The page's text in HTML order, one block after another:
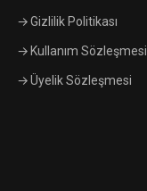
Gizlilik Politikası
Kullanım Sözleşmesi
Üyelik Sözleşmesi